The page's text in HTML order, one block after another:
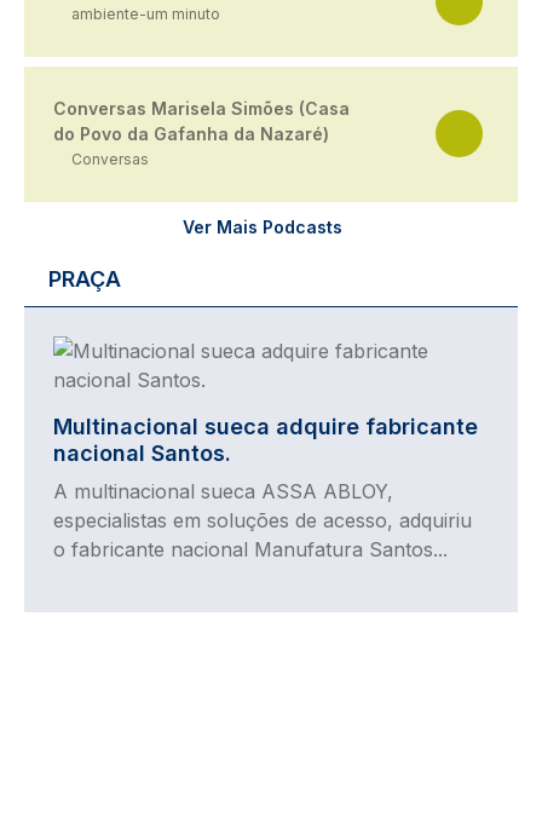
ambiente-um minuto
Conversas Marisela Simões (Casa
do Povo da Gafanha da Nazaré)
Conversas
Ver Mais Podcasts
PRAÇA
Imagem
Multinacional sueca adquire fabricante
nacional Santos.
A multinacional sueca ASSA ABLOY,
especialistas em soluções de acesso, adquiriu
o fabricante nacional Manufatura Santos...